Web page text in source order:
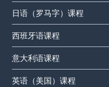
日语（罗马字）课程
西班牙语课程
意大利语课程
英语（美国）课程